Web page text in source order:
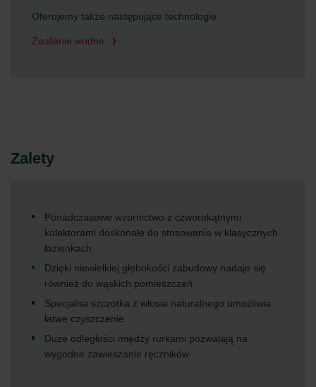
Oferujemy także następujące technologie
Zasilanie wodne
Zalety
Ponadczasowe wzornictwo z czworokątnymi
kolektorami doskonałe do stosowania w klasycznych
łazienkach
Dzięki niewielkiej głębokości zabudowy nadaje się
również do wąskich pomieszczeń
Specjalna szczotka z włosia naturalnego umożliwia
łatwe czyszczenie
Duże odległości między rurkami pozwalają na
wygodne zawieszanie ręczników